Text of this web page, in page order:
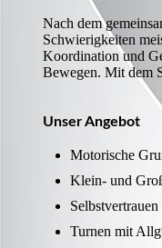
Nach dem
Schwierigkeiten
Koordination und
Bewegen. Mit dem
Unser Angebot
Motorische
Klein- und
Turnen mit